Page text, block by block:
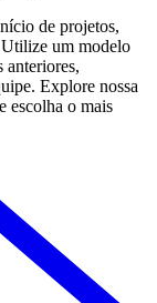
de projetos,
um modelo
anteriores,
Explore nossa
escolha o mais